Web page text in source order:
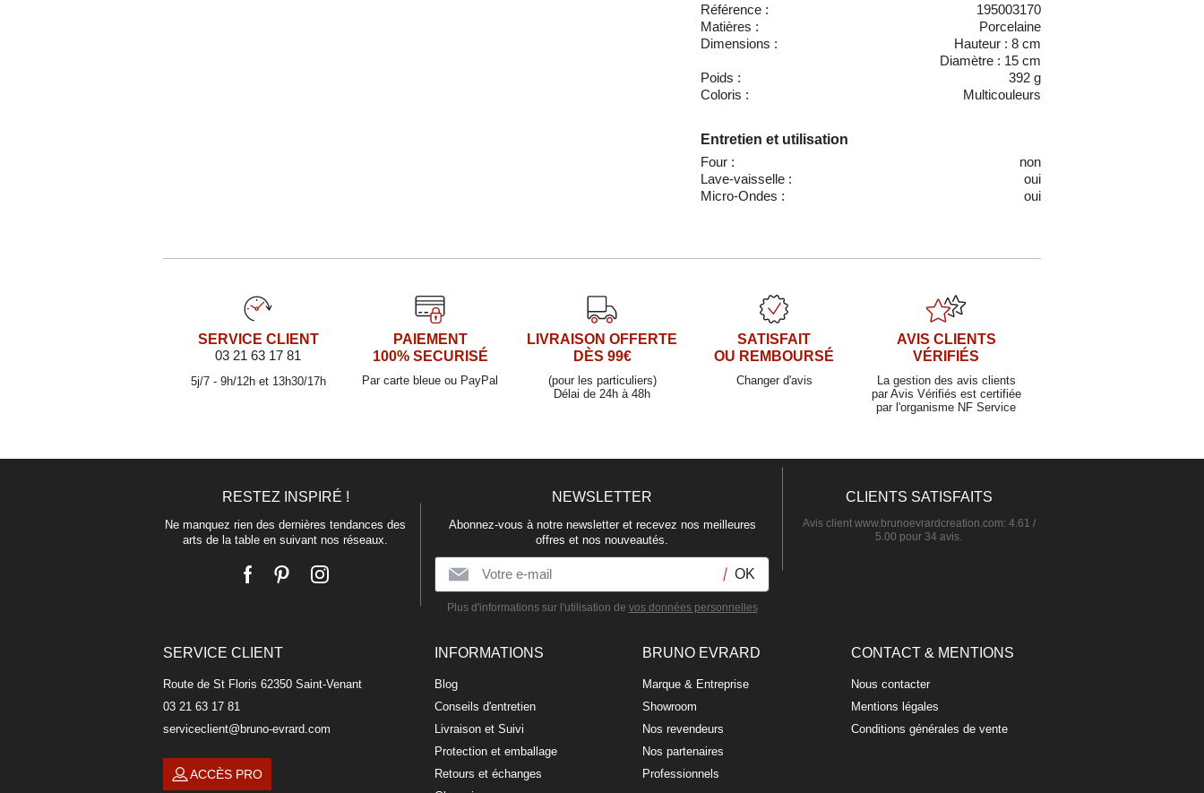
Référence :
195003170
Matières :
Porcelaine
Dimensions :
Hauteur : 8 cm
Diamètre : 15 cm
Poids :
392 g
Coloris :
Multicouleurs
Entretien et utilisation
Four :
non
Lave-vaisselle :
oui
Micro-Ondes :
oui
SERVICE CLIENT
03 21 63 17 81
5j/7 - 9h/12h et 13h30/17h
PAIEMENT
100% SECURISÉ
Par carte bleue ou PayPal
LIVRAISON OFFERTE
DÈS 99€
(pour les particuliers)
Délai de 24h à 48h
SATISFAIT
OU REMBOURSÉ
Changer d'avis
AVIS CLIENTS
VÉRIFIÉS
La gestion des avis clients
par Avis Vérifiés est certifiée
par l'organisme NF Service
RESTEZ INSPIRÉ !
Ne manquez rien des dernières tendances des
arts de la table en suivant nos réseaux.
NEWSLETTER
Abonnez-vous à notre newsletter et recevez nos meilleures
offres et nos nouveautés.
Plus d'informations sur l'utilisation de vos données personnelles
CLIENTS SATISFAITS
Avis client www.brunoevrardcreation.com: 4.61 /
5.00 pour 34 avis.
SERVICE CLIENT
Route de St Floris 62350 Saint-Venant
03 21 63 17 81
serviceclient@bruno-evrard.com
ACCÈS PRO
INFORMATIONS
Blog
Conseils d'entretien
Livraison et Suivi
Protection et emballage
Retours et échanges
BRUNO EVRARD
Marque & Entreprise
Showroom
Nos revendeurs
Nos partenaires
Professionnels
CONTACT & MENTIONS
Nous contacter
Mentions légales
Conditions générales de vente